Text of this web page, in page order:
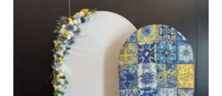
pour valoriser leurs marchandises de manière
élégante et structurée.
Par ailleurs, les photographes et les créateurs de
contenu visuel pourront utiliser ce présentoir doré lot
de 3 comme accessoire de mise en scène pour leurs
shootings photo ou vidéo. Les différentes hauteurs
permettent de jouer avec la composition des plans et